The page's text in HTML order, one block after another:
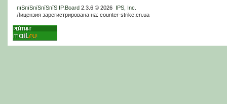
пїЅпїЅпїЅпїЅпїЅ IP.Board2.3.6 © 2026 IPS, Inc
Лицензия зарегистрирована на: counter-strike.cn.ua